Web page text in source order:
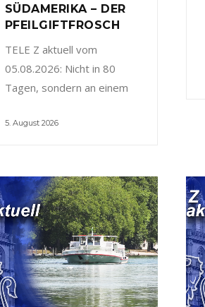
SÜDAMERIKA – DER
PFEILGIFTFROSCH
TELE Z aktuell vom
05.08.2026: Nicht in 80
Tagen, sondern an einem
5. August 2026